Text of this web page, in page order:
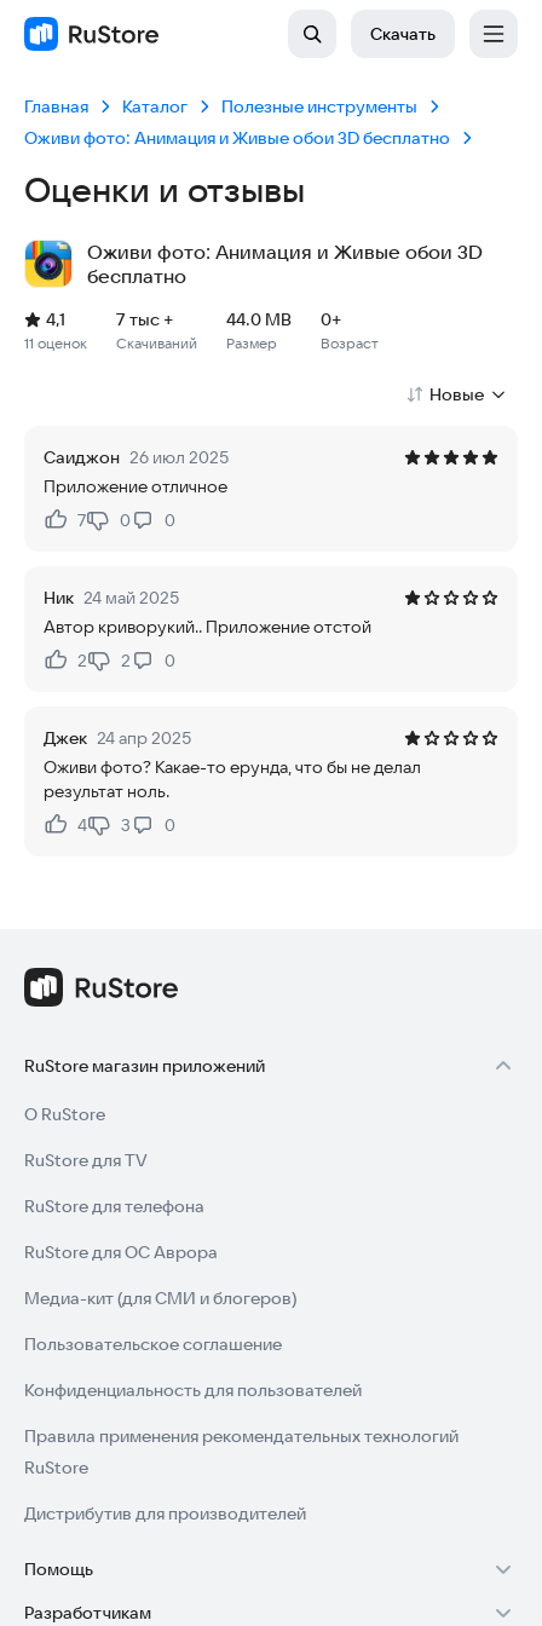
Скачать
Главная Каталог
Полезные инструменты
Оживи фото: Анимация и Живые обои 3D бесплатно
Оценки и отзывы
Оживи фото: Анимация и Живые обои 3D
бесплатно
Рейтинг: 4,1, 11 оценок
Скачиваний: 7 тыс +
Размер файла: 44.0 MB
Возрастное ограничение: 44.0 MB
11 оценок
4,1
Скачиваний
7 тыс +
Размер
44.0 MB
Возраст
0+
Новые
Саиджон 26 июл 2025
Приложение отличное
Нравится:
7Не нравится:
0 0
Ник 24 май 2025
Автор криворукий.. Приложение отстой
Нравится:
2Не нравится:
2 0
Джек 24 апр 2025
Оживи фото? Какае-то ерунда, что бы не делал
результат ноль.
Нравится:
4Не нравится:
3 0
RuStore магазин приложений
О RuStore
RuStore для TV
RuStore для телефона
RuStore для ОС Аврора
Медиа-кит (для СМИ и блогеров)
Пользовательское соглашение
Конфиденциальность для пользователей
Правила применения рекомендательных технологий
RuStore
Дистрибутив для производителей
Помощь
Установка RuStore на TV
Разработчикам